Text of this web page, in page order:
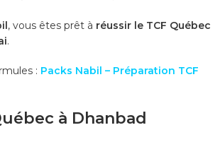
, vous êtes prêt à réussir le TCF Québec
.
: Packs Nabil – Préparation TCF
à Dhanbad